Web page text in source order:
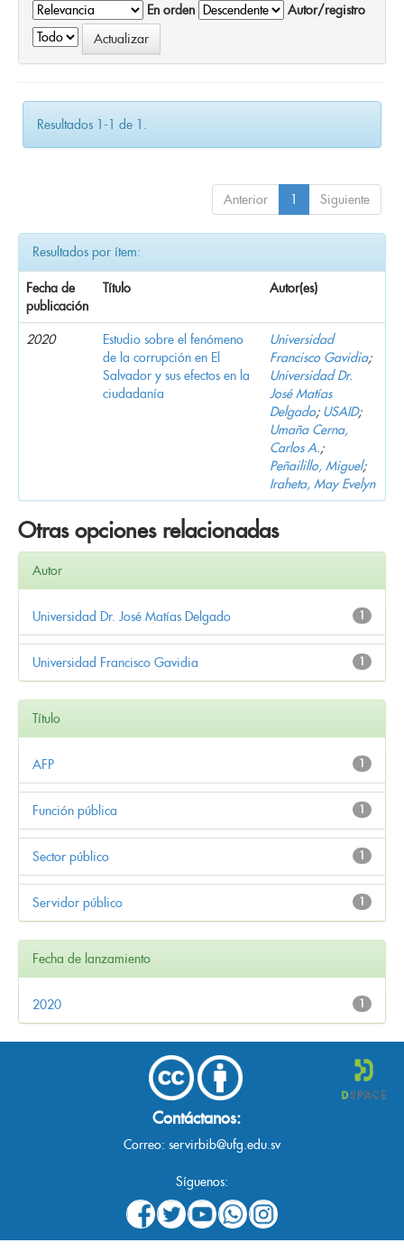
En orden
Autor/registro
Resultados 1-1 de 1.
Anterior 1 Siguiente
Resultados por ítem:
Fecha de
publicación
Título Autor(es)
2020
Estudio sobre el fenómeno
de la corrupción en El
Salvador y sus efectos en la
ciudadanía
Universidad
Francisco Gavidia;
Universidad Dr.
José Matías
Delgado; USAID;
Umaña Cerna,
Carlos A.;
Peñailillo, Miguel;
Iraheta, May Evelyn
Otras opciones relacionadas
Autor
1
Universidad Dr. José Matías Delgado
1
Universidad Francisco Gavidia
Título
1
AFP
1
Función pública
1
Sector público
1
Servidor público
Fecha de lanzamiento
1
2020
Contáctanos:
Correo: servirbib@ufg.edu.sv
Síguenos: